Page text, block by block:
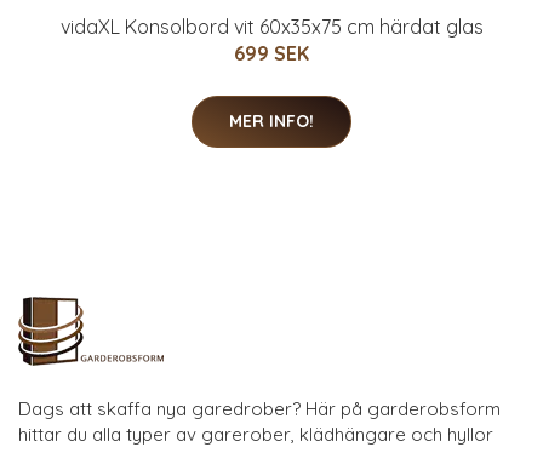
vidaXL Konsolbord vit 60x35x75 cm härdat glas
699 SEK
MER INFO!
Dags att skaffa nya garedrober? Här på garderobsform
hittar du alla typer av garerober, klädhängare och hyllor